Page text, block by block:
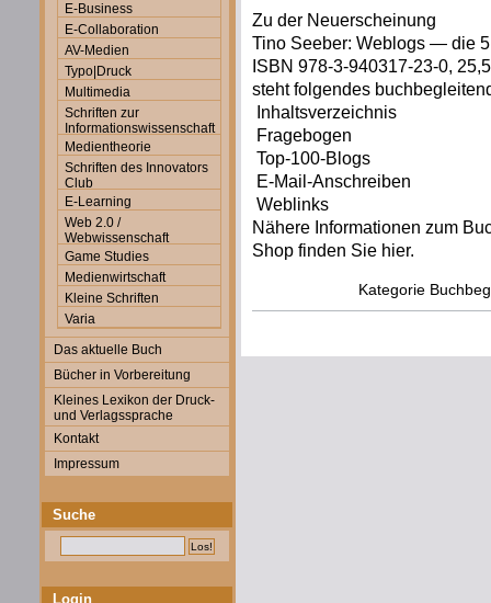
E-Business
E-Collaboration
AV-Medien
Typo|Druck
Multimedia
Schriften zur
Informationswissenschaft
Medientheorie
Schriften des Innovators
Club
E-Learning
Web 2.0 /
Webwissenschaft
Game Studies
Medienwirtschaft
Kleine Schriften
Varia
Das aktuelle Buch
Bücher in Vorbereitung
Kleines Lexikon der Druck-
und Verlagssprache
Kontakt
Impressum
Suche
Login
Zu der Neuerscheinung
Tino Seeber: Weblogs — die
ISBN 978-3-940317-23-0,
steht folgendes
Inhaltsverzeichnis
Fragebogen
Top-100-Blogs
E-Mail-Anschreiben
Weblinks
Nähere Informationen zum
Shop finden Sie hier.
Kategorie